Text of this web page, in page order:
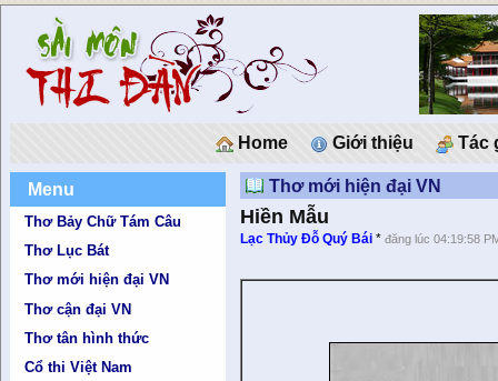
Home Giới thiệu Tác
Menu
Thơ Bảy Chữ Tám Câu
Thơ Lục Bát
Thơ mới hiện đại VN
Thơ cận đại VN
Thơ tân hình thức
Cổ thi Việt Nam
Thơ mới hiện đại VN
Hiền Mẫu
Lạc Thủy Ðỗ Quý Bái *đăng lúc 04:19:58